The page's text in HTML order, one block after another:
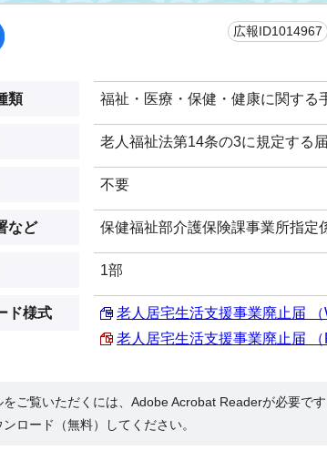
広報ID1014967
類 福祉・医療・保健・健康に関する
老人福祉法第14条の3に規定する
不要
など 保健福祉部介護保険課事業所指定
1部
ド様式
老人居宅生活支援事業廃止届 （
老人居宅生活支援事業廃止届 （
をご覧いただくには、Adobe Acrobat Readerが必要で
ロード（無料）してください。